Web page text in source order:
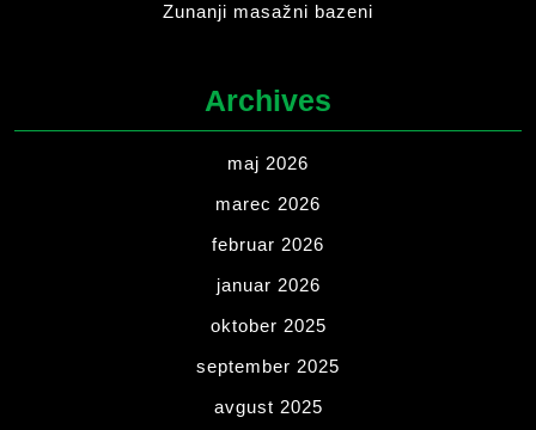
Zunanji masažni bazeni
Archives
maj 2026
marec 2026
februar 2026
januar 2026
oktober 2025
september 2025
avgust 2025